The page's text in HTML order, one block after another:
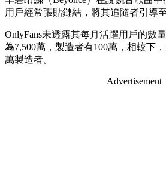
用戶經常張貼鏈結，將其追隨者引導至
OnlyFans未透露其每月活躍用戶的數
為7,500萬，製造者有100萬，相較下
萬製造者。
Advertisement